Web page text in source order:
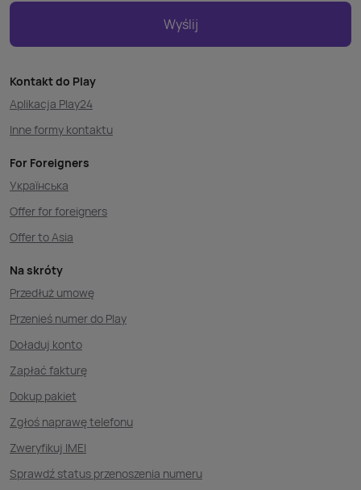
Wyślij
Kontakt do Play
Aplikacja Play24
Inne formy kontaktu
For Foreigners
Українська
Offer for foreigners
Offer to Asia
Na skróty
Przedłuż umowę
Przenieś numer do Play
Doładuj konto
Zapłać fakturę
Dokup pakiet
Zgłoś naprawę telefonu
Zweryfikuj IMEI
Sprawdź status przenoszenia numeru